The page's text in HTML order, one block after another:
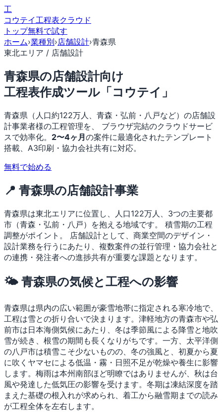
工
コウテイ工程表クラウド
トップ無料で試す
ホーム›業種別›店舗設計›青森県
東北エリア / 店舗設計
青森県の店舗設計向け
工程表作成ツール「コウテイ」
青森県（人口約122万人、青森・弘前・八戸など）の店舗設
計事業者様の工程管理を、 ブラウザ完結のクラウドサービ
スで効率化。 2〜4ヶ月の案件に最適化されたテンプレート
搭載、A3印刷・協力会社共有に対応。
無料で始める
📍 青森県の店舗設計事業
青森県は東北エリアに位置し、人口122万人、3つの主要都
市（青森・弘前・八戸）を抱える地域です。 積雪期の工程
調整がポイント。
店舗設計として、商業空間のデザイン・
設計業務を行うにあたり、複数案件の並行管理・協力会社と
の連携・発注者への進捗共有が重要な課題となります。
🌤 青森県の気候と工程への影響
青森県は県内の広い範囲が豪雪地帯に指定される寒冷地で、
工程は雪との折り合いで決まります。津軽地方の青森市や弘
前市は日本海側気候にあたり、冬は季節風による降雪と地吹
雪が続き、根雪の期間も長くなりがちです。一方、太平洋側
の八戸市は積雪こそ少ないものの、冬の強風と、初夏から夏
に吹くヤマセによる低温・霧・日照不足が乾燥や養生に影響
します。梅雨は本州南部ほど明瞭ではありませんが、秋は台
風や発達した低気圧の影響を受けます。冬期は凍結深度を踏
まえた基礎の根入れが求められ、着工から融雪期までの読み
が工程全体を左右します。